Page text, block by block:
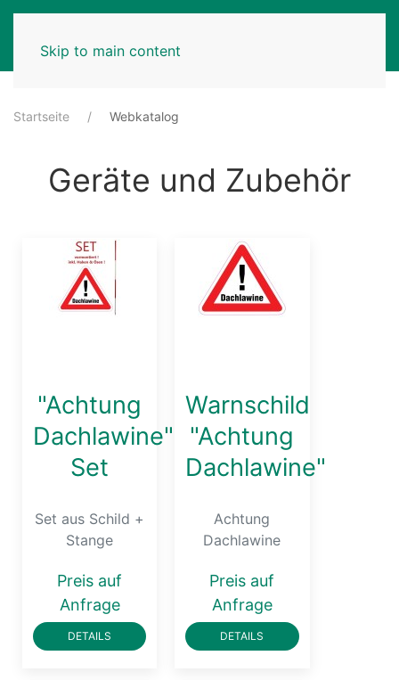
Skip to main content
Startseite Webkatalog
Geräte und Zubehör
"Achtung
Dachlawine"
Set
Set aus Schild +
Stange
Preis auf
Anfrage
DETAILS
Warnschild
"Achtung
Dachlawine"
Achtung
Dachlawine
Preis auf
Anfrage
DETAILS